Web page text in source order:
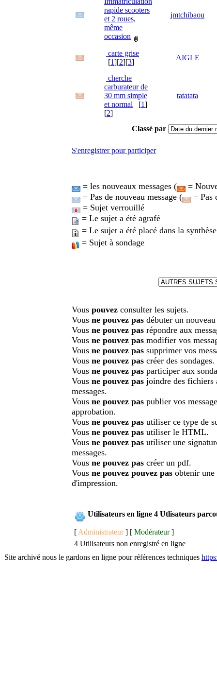
rapide scooters
et 2 roues,
même
occasion
jmtchibaou
carte grise
[1][2][3]
AIGLE
cherche
carburateur de
30 mm simple
et normal [1]
[2]
tatatata
Classé par
S'enregistrer pour participer
= les nouveaux messages (
=
= Pas de nouveau message (
= Pas
= Sujet verrouillé
= Le sujet a été agrafé
= Le sujet a été placé dans la
= Sujet à sondage
Vous pouvez consulter les sujets.
Vous ne pouvez pas débuter un
Vous ne pouvez pas répondre aux
Vous ne pouvez pas modifier vos
Vous ne pouvez pas supprimer vos
Vous ne pouvez pas créer des sondages.
Vous ne pouvez pas participer aux
Vous ne pouvez pas joindre des fichiers
messages.
Vous ne pouvez pas publier vos
approbation.
Vous ne pouvez pas utiliser ce type de
Vous ne pouvez pas utiliser le HTML.
Vous ne pouvez pas utiliser une
messages.
Vous ne pouvez pas créer un pdf.
Vous ne pouvez pouvez pas obtenir une
d'impression.
Utilisateurs en ligne 4 Utlisateurs
[ Administrateur] [ Modérateur]
4 Utilisateurs non enregistré en ligne
Site archivé nous le gardons en ligne pour références techniques